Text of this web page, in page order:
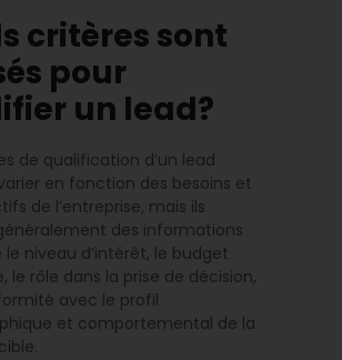
critères sont
pour
un lead?
de qualification d’un lead
en fonction des besoins et
de l’entreprise, mais ils
des informations
le niveau d’intérêt, le budget
le rôle dans la prise de décision,
avec le profil
et comportemental de la